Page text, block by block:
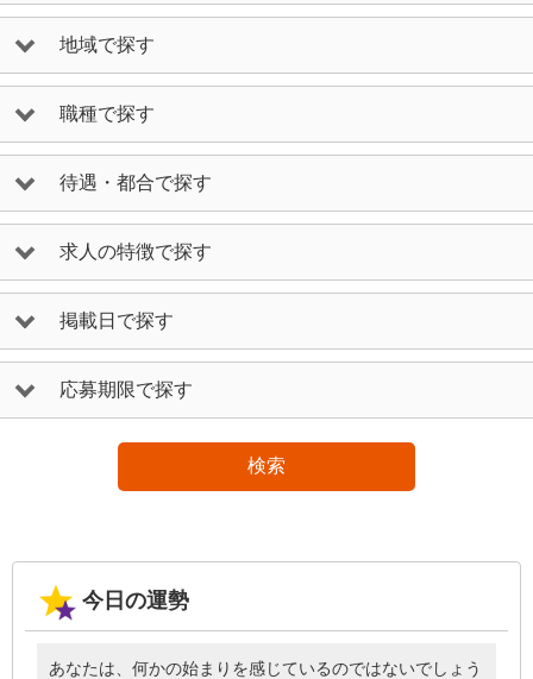
地域で探す
職種で探す
待遇・都合で探す
求人の特徴で探す
掲載日で探す
応募期限で探す
検索
今日の運勢
あなたは、何かの始まりを感じているのではないでしょう